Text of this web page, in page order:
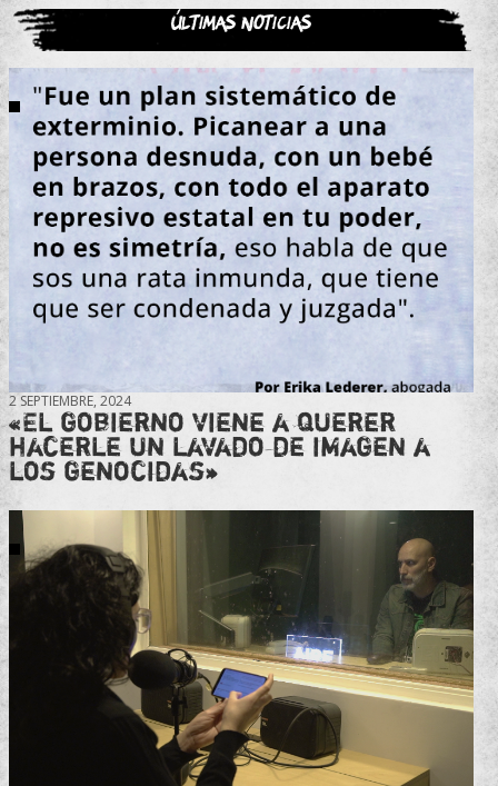
Últimas noticias
2 SEPTIEMBRE, 2024
«El gobierno viene a querer
hacerle un lavado de imagen a
los genocidas»